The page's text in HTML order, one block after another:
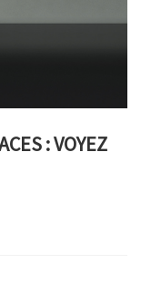
: VOYEZ